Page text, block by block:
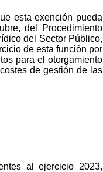
esta exención pueda
del Procedimiento
del Sector Público,
de esta función por
para el otorgamiento
de gestión de las
al ejercicio 2023,